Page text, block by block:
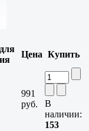
Цена Купить
991
руб.
В
наличии:
153